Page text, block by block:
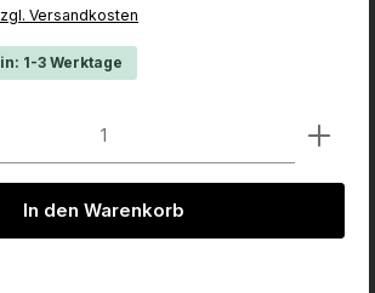
Versandkosten
1-3 Werktage
Gib den gewünschten Wert ein
In den Warenkorb